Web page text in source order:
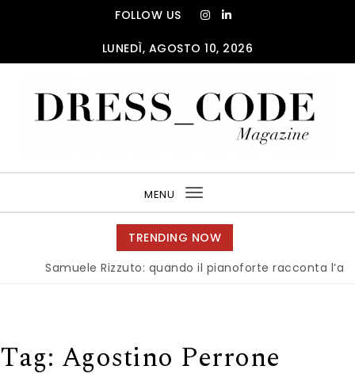
FOLLOW US
LUNEDÌ, AGOSTO 10, 2026
MENU
Toggle
navigation
TRENDING NOW
Samuele Rizzuto: quando il pianoforte racconta l’anima
Tag: Agostino Perrone